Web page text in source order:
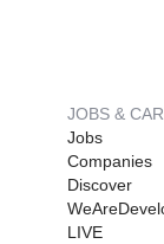
JOBS &
Jobs
Companies
Discover
LIVE